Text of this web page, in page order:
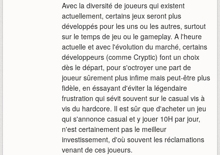
Avec la diversité de joueurs qui existent
actuellement, certains jeux seront plus
développés pour les uns ou les autres, surtout
sur le temps de jeu ou le gameplay. A l'heure
actuelle et avec l'évolution du marché, certains
développeurs (comme Cryptic) font un choix
dès le départ, pour s'octroyer une part de
joueur sûrement plus infime mais peut-être plus
fidèle, en éssayant d'éviter la légendaire
frustration qui sévit souvent sur le casual vis à
vis du hardcore. Il est sûr que d'acheter un jeu
qui s'annonce casual et y jouer 10H par jour,
n'est certainement pas le meilleur
investissement, d'où souvent les réclamations
venant de ces joueurs.